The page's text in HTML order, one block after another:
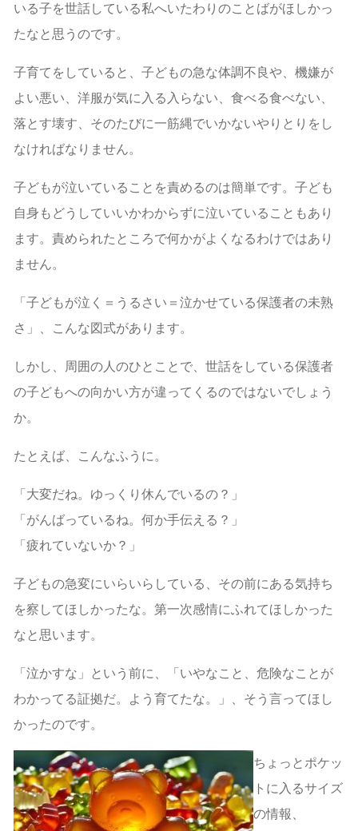
いる子を世話している私へいたわりのことばがほしかっ
たなと思うのです。
子育てをしていると、子どもの急な体調不良や、機嫌が
よい悪い、洋服が気に入る入らない、食べる食べない、
落とす壊す、そのたびに一筋縄でいかないやりとりをし
なければなりません。
子どもが泣いていることを責めるのは簡単です。子ども
自身もどうしていいかわからずに泣いていることもあり
ます。責められたところで何かがよくなるわけではあり
ません。
「子どもが泣く＝うるさい＝泣かせている保護者の未熟
さ」、こんな図式があります。
しかし、周囲の人のひとことで、世話をしている保護者
の子どもへの向かい方が違ってくるのではないでしょう
か。
たとえば、こんなふうに。
「大変だね。ゆっくり休んでいるの？」
「がんばっているね。何か手伝える？」
「疲れていないか？」
子どもの急変にいらいらしている、その前にある気持ち
を察してほしかったな。第一次感情にふれてほしかった
なと思います。
「泣かすな」という前に、「いやなこと、危険なことが
わかってる証拠だ。よう育てたな。」、そう言ってほし
かったのです。
ちょっとポケッ
トに入るサイズ
の情報、